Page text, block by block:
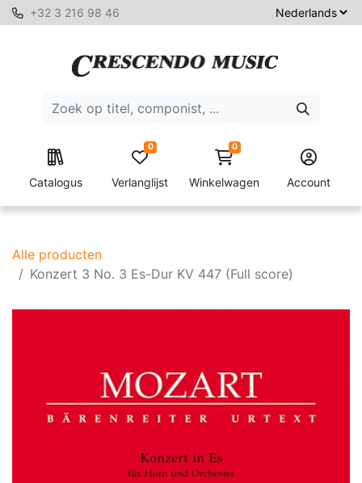
+32 3 216 98 46
Catalogus Verlanglijst
0 0
Winkelwagen Account
Alle producten
Konzert 3 No. 3 Es-Dur KV 447 (Full score)